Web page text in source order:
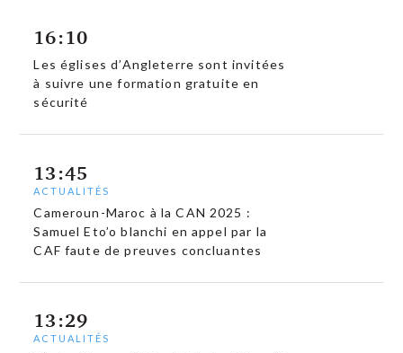
16:10
Les églises d’Angleterre sont invitées
à suivre une formation gratuite en
sécurité
13:45
ACTUALITÉS
Cameroun-Maroc à la CAN 2025 :
Samuel Eto’o blanchi en appel par la
CAF faute de preuves concluantes
13:29
ACTUALITÉS